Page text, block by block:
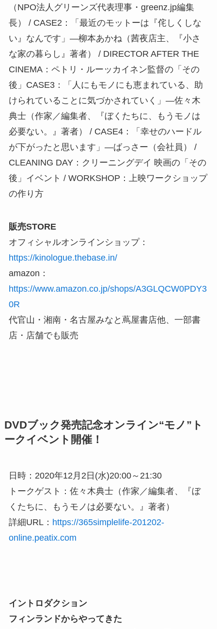
（NPO法人グリーンズ代表理事・greenz.jp編集
長） / CASE2：「最近のモットーは『侘しくしな
い』なんです」―柳本あかね（茜夜店主、『小さ
な家の暮らし』著者） / DIRECTOR AFTER THE
CINEMA：ペトリ・ルーッカイネン監督の「その
後」CASE3：「人にもモノにも恵まれている、助
けられていることに気づかされていく」―佐々木
典士（作家／編集者、『ぼくたちに、もうモノは
必要ない。』著者） / CASE4：「幸せのハードル
が下がったと思います」―ばっさー（会社員） /
CLEANING DAY：クリーニングデイ 映画の「その
後」イベント / WORKSHOP：上映ワークショップ
の作り方
販売STORE
オフィシャルオンラインショップ：
https://kinologue.thebase.in/
amazon：
https://www.amazon.co.jp/shops/A3GLQCW0PDY3
0R
代官山・湘南・名古屋みなと蔦屋書店他、一部書
店・店舗でも販売
DVDブック発売記念オンライン“モノ”ト
ークイベント開催！
日時：2020年12月2日(水)20:00～21:30
トークゲスト：佐々木典士（作家／編集者、『ぼ
くたちに、もうモノは必要ない。』著者）
詳細URL： https://365simplelife-201202-
online.peatix.com
イントロダクション
フィンランドからやってきた